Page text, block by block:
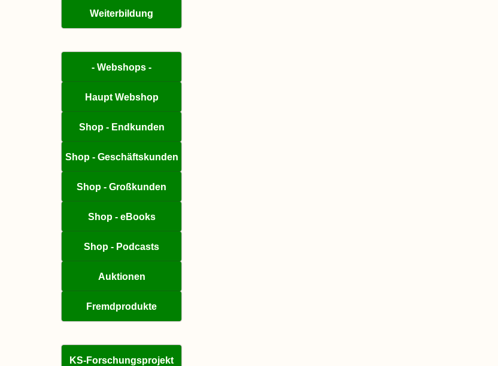
Weiterbildung
- Webshops -
Haupt Webshop
Shop - Endkunden
Shop - Geschäftskunden
Shop - Großkunden
Shop - eBooks
Shop - Podcasts
Auktionen
Fremdprodukte
KS-Forschungsprojekt